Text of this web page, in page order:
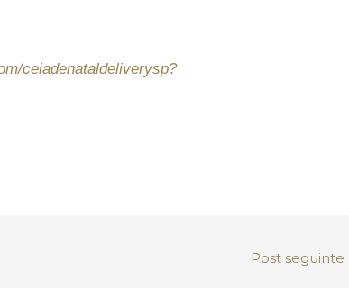
ceiadenataldeliverysp?
Post seguinte